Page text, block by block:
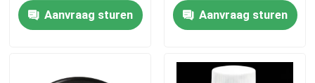
Fabrieksreis
Aanvraag sturen
Aanvraag sturen